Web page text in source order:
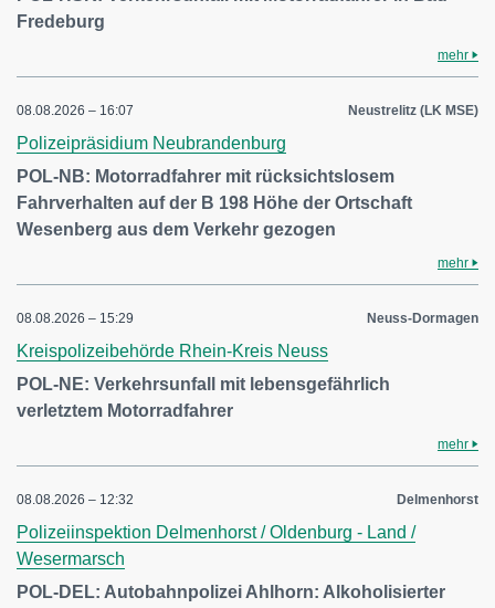
Fredeburg
mehr
08.08.2026 – 16:07 Neustrelitz (LK MSE)
Polizeipräsidium Neubrandenburg
POL-NB: Motorradfahrer mit rücksichtslosem
Fahrverhalten auf der B 198 Höhe der Ortschaft
Wesenberg aus dem Verkehr gezogen
mehr
08.08.2026 – 15:29 Neuss-Dormagen
Kreispolizeibehörde Rhein-Kreis Neuss
POL-NE: Verkehrsunfall mit lebensgefährlich
verletztem Motorradfahrer
mehr
08.08.2026 – 12:32 Delmenhorst
Polizeiinspektion Delmenhorst / Oldenburg - Land /
Wesermarsch
POL-DEL: Autobahnpolizei Ahlhorn: Alkoholisierter